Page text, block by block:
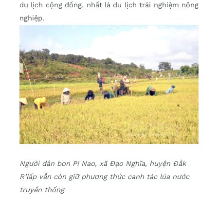
du lịch cộng đồng, nhất là du lịch trải nghiệm nông
nghiệp.
Người dân bon Pi Nao, xã Đạo Nghĩa, huyện Đắk
R’lấp vẫn còn giữ phương thức canh tác lúa nước
truyền thống